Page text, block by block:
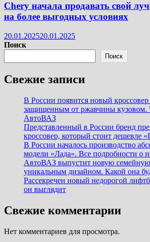
Chery начала продавать свой
на более выгодных условиях
20.01.202520.01.2025
Поиск
Поиск
Свежие записи
В России появится новый
защищенным от ржавчины кузовом.
АвтоВАЗ
Представленный в России бренд
кроссовер, который стоит дешевле
В России началось производство
модели «Лада». Все подробности о
АвтоВАЗ выпустит новую
уникальным дизайном. Какой она
Рассекречен новый недорогой
он выглядит
Свежие комментарии
Нет комментариев для просмотра.